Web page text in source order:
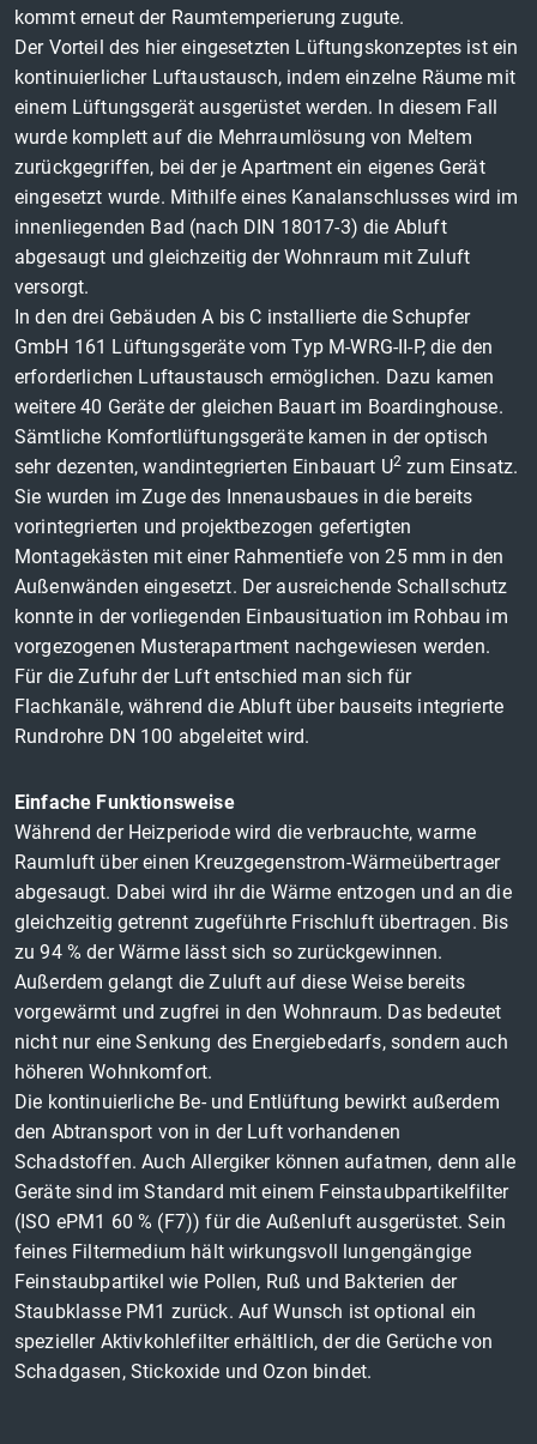
kommt erneut der Raumtemperierung zugute.
Der Vorteil des hier eingesetzten Lüftungskonzeptes ist ein
kontinuierlicher Luftaustausch, indem einzelne Räume mit
einem Lüftungsgerät ausgerüstet werden. In diesem Fall
wurde komplett auf die Mehrraumlösung von Meltem
zurückgegriffen, bei der je Apartment ein eigenes Gerät
eingesetzt wurde. Mithilfe eines Kanalanschlusses wird im
innenliegenden Bad (nach DIN 18017-3) die Abluft
abgesaugt und gleichzeitig der Wohnraum mit Zuluft
versorgt.
In den drei Gebäuden A bis C installierte die Schupfer
GmbH 161 Lüftungsgeräte vom Typ M-WRG-II-P, die den
erforderlichen Luftaustausch ermöglichen. Dazu kamen
weitere 40 Geräte der gleichen Bauart im Boardinghouse.
Sämtliche Komfortlüftungsgeräte kamen in der optisch
sehr dezenten, wandintegrierten Einbauart U2 zum Einsatz.
Sie wurden im Zuge des Innenausbaues in die bereits
vorintegrierten und projektbezogen gefertigten
Montagekästen mit einer Rahmentiefe von 25 mm in den
Außenwänden eingesetzt. Der ausreichende Schallschutz
konnte in der vorliegenden Einbausituation im Rohbau im
vorgezogenen Musterapartment nachgewiesen werden.
Für die Zufuhr der Luft entschied man sich für
Flachkanäle, während die Abluft über bauseits integrierte
Rundrohre DN 100 abgeleitet wird.
Einfache Funktionsweise
Während der Heizperiode wird die verbrauchte, warme
Raumluft über einen Kreuzgegenstrom-Wärmeübertrager
abgesaugt. Dabei wird ihr die Wärme entzogen und an die
gleichzeitig getrennt zugeführte Frischluft übertragen. Bis
zu 94 % der Wärme lässt sich so zurückgewinnen.
Außerdem gelangt die Zuluft auf diese Weise bereits
vorgewärmt und zugfrei in den Wohnraum. Das bedeutet
nicht nur eine Senkung des Energiebedarfs, sondern auch
höheren Wohnkomfort.
Die kontinuierliche Be- und Entlüftung bewirkt außerdem
den Abtransport von in der Luft vorhandenen
Schadstoffen. Auch Allergiker können aufatmen, denn alle
Geräte sind im Standard mit einem Feinstaubpartikelfilter
(ISO ePM1 60 % (F7)) für die Außenluft ausgerüstet. Sein
feines Filtermedium hält wirkungsvoll lungengängige
Feinstaubpartikel wie Pollen, Ruß und Bakterien der
Staubklasse PM1 zurück. Auf Wunsch ist optional ein
spezieller Aktivkohlefilter erhältlich, der die Gerüche von
Schadgasen, Stickoxide und Ozon bindet.